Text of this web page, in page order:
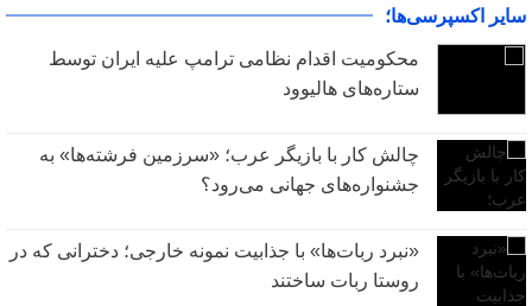
سایر اکسپرسی‌ها؛
محکومیت اقدام نظامی ترامپ علیه ایران توسط
ستاره‌های هالیوود
چالش کار با بازیگر عرب؛ «سرزمین فرشته‌ها» به
جشنواره‌های جهانی می‌رود؟
«نبرد ربات‌ها» با جذابیت نمونه خارجی؛ دخترانی که در
روستا ربات ساختند